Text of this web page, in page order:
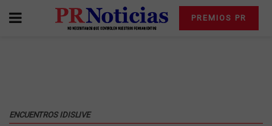
PREMIOS PR
ENCUENTROS IDISLIVE